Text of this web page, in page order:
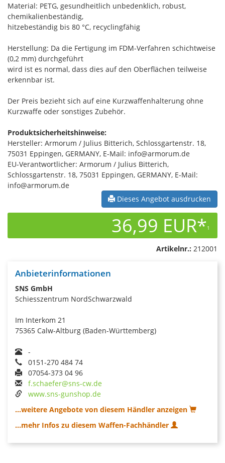
Material: PETG, gesundheitlich unbedenklich, robust,
chemikalienbeständig,
hitzebeständig bis 80 °C, recyclingfähig
Herstellung: Da die Fertigung im FDM-Verfahren schichtweise
(0,2 mm) durchgeführt
wird ist es normal, dass dies auf den Oberflächen teilweise
erkennbar ist.
Der Preis bezieht sich auf eine Kurzwaffenhalterung ohne
Kurzwaffe oder sonstiges Zubehör.
Produktsicherheitshinweise:
Hersteller: Armorum / Julius Bitterich, Schlossgartenstr. 18,
75031 Eppingen, GERMANY, E-Mail: info@armorum.de
EU-Verantwortlicher: Armorum / Julius Bitterich,
Schlossgartenstr. 18, 75031 Eppingen, GERMANY, E-Mail:
info@armorum.de
Dieses Angebot ausdrucken
36,99 EUR*1
Artikelnr.: 212001
Anbieterinformationen
SNS GmbH
Schiesszentrum NordSchwarzwald
Im Interkom 21
75365 Calw-Altburg (Baden-Württemberg)
-
0151-270 484 74
07054-373 04 96
f.schaefer@sns-cw.de
www.sns-gunshop.de
...weitere Angebote von diesem Händler anzeigen
...mehr Infos zu diesem Waffen-Fachhändler